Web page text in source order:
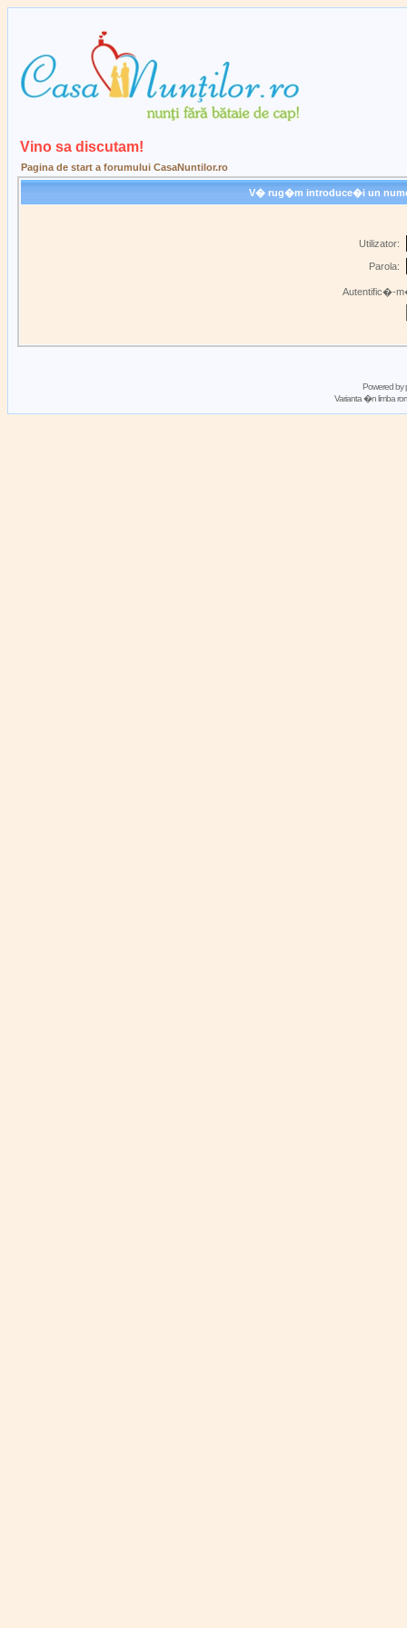
Vino sa discutam!
Pagina de start a forumului CasaNuntilor.ro
V� rug�m introduce�i un
Utilizator:
Parola:
Autentific�-
Powered by
Varianta �n limba